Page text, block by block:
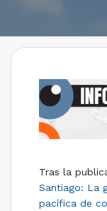
Tras la
Santiago: La
pacífica de